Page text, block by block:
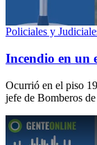
Policiales y
Incendio en un
Ocurrió en el piso
jefe de Bomberos